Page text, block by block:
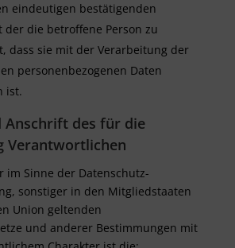
eindeutigen bestätigenden
der die betroffene Person zu
dass sie mit der Verarbeitung der
personenbezogenen Daten
ist.
Anschrift des für die
Verantwortlichen
im Sinne der Datenschutz-
sonstiger in den Mitgliedstaaten
Union geltenden
und anderer Bestimmungen mit